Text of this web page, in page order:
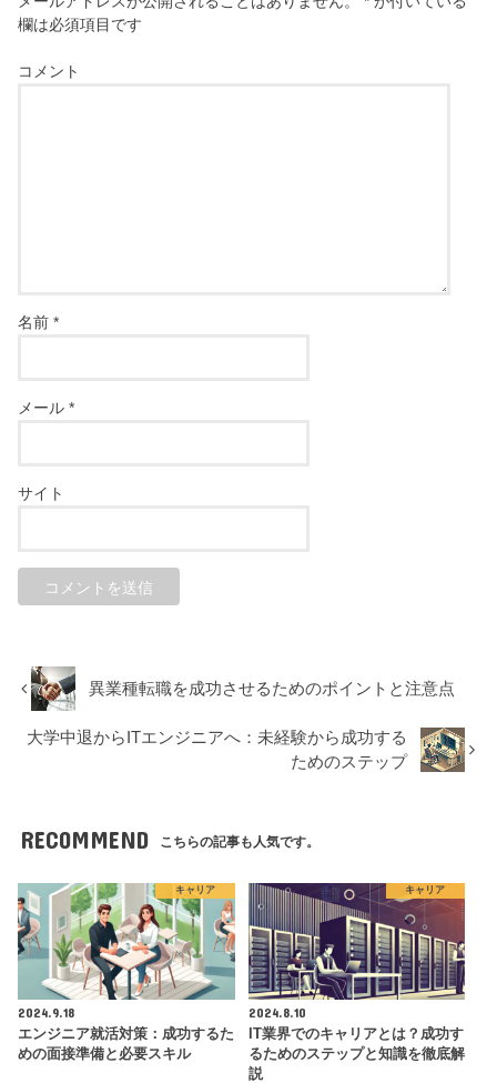
欄は必須項目です
コメント
名前*
メール*
サイト
異業種転職を成功させるためのポイントと注意点
大学中退からITエンジニアへ：未経験から成功する
ためのステップ
RECOMMEND こちらの記事も人気です。
キャリア
2024.9.18
エンジニア就活対策：成功するた
めの面接準備と必要スキル
キャリア
2024.8.10
IT業界でのキャリアとは？成功す
るためのステップと知識を徹底解
説